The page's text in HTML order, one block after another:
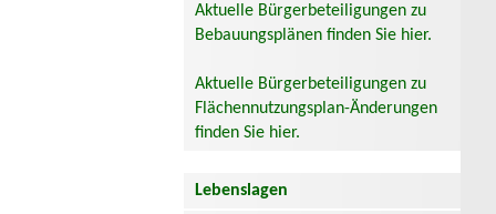
Aktuelle Bürgerbeteiligungen zu
Bebauungsplänen finden Sie hier.
Aktuelle Bürgerbeteiligungen zu
Flächennutzungsplan-Änderungen
finden Sie hier.
Lebenslagen